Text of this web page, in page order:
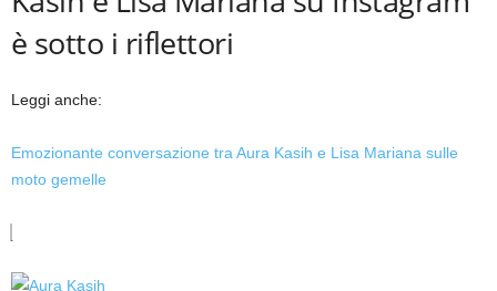
è sotto i riflettori
Leggi anche:
Emozionante conversazione tra Aura Kasih e Lisa Mariana sulle
moto gemelle